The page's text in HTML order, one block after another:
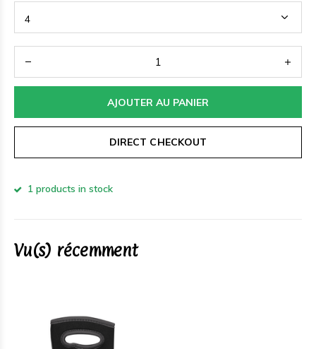
AJOUTER AU PANIER
DIRECT CHECKOUT
1 products in stock
Vu(s) récemment